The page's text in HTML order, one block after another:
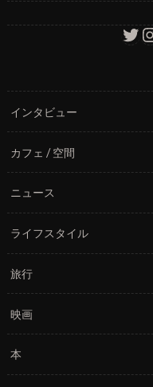
インタビュー
カフェ / 空間
ニュース
ライフスタイル
旅行
映画
本